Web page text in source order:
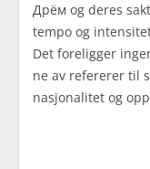
Дрём og deres
tempo og
Det foreligger
nе av refererer til
nasjonalitet og